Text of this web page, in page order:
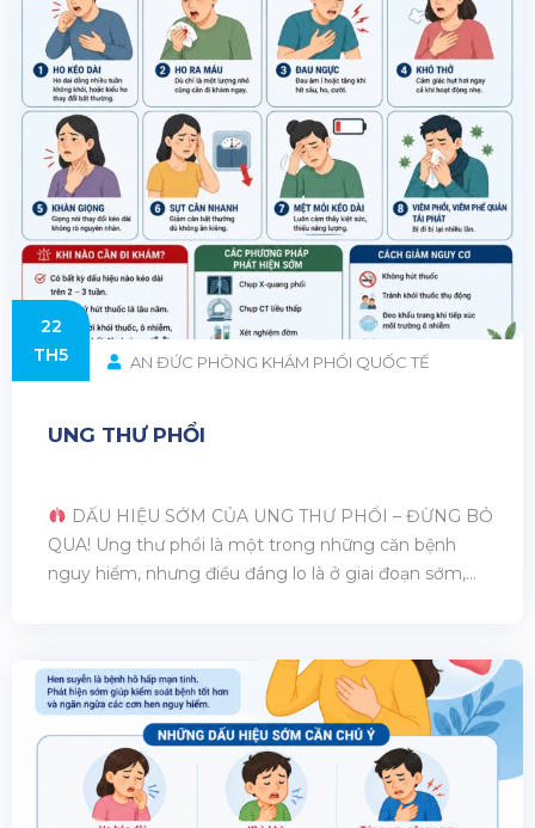
22
TH5
AN ĐỨC PHÒNG KHÁM PHỔI QUỐC TẾ
UNG THƯ PHỔI
DẤU HIỆU SỚM CỦA UNG THƯ PHỔI – ĐỪNG BỎ
QUA! Ung thư phổi là một trong những căn bệnh
nguy hiểm, nhưng điều đáng lo là ở giai đoạn sớm,